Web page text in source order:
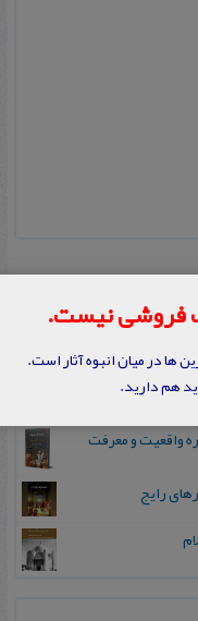
واقعیت و معرفت
رایج
فروشی نیست.
ها در میان انبوه آثار است.
هم دارید.